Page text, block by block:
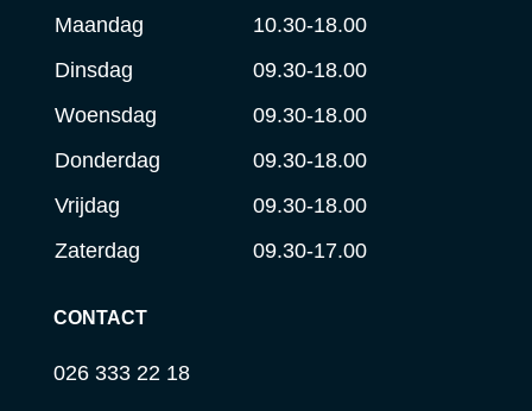
Maandag
10.30-18.00
Dinsdag
09.30-18.00
Woensdag
09.30-18.00
Donderdag
09.30-18.00
Vrijdag
09.30-18.00
Zaterdag
09.30-17.00
CONTACT
026 333 22 18